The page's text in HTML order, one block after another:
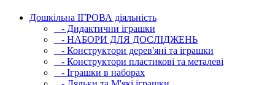
Дошкільна ІГРОВА діяльність
- Дидактични іграшки
- НАБОРИ ДЛЯ ДОСЛІДЖЕНЬ
- Конструктори дерев'яні та іграшки
- Конструктори пластикові та металеві
- Іграшки в наборах